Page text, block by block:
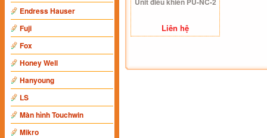
Endress Hauser
Fuji
Fox
Honey Well
Hanyoung
LS
Màn hình Touchwin
Mikro
Liên hệ